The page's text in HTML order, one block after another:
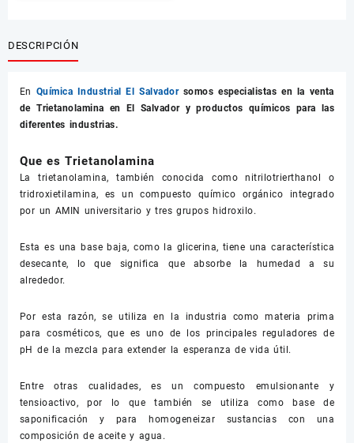
DESCRIPCIÓN
En Química Industrial El Salvadorsomos especialistas en la venta
deTrietanolamina en El Salvador y productos químicos para las
diferentes industrias.
Que es Trietanolamina
La trietanolamina, también conocida como nitrilotrierthanol o
tridroxietilamina, es un compuesto químico orgánico integrado
por un AMIN universitario y tres grupos hidroxilo.
Esta es una base baja, como la glicerina, tiene una característica
desecante, lo que significa que absorbe la humedad a su
alrededor.
Por esta razón, se utiliza en la industria como materia prima
para cosméticos, que es uno de los principales reguladores de
pH de la mezcla para extender la esperanza de vida útil.
Entre otras cualidades, es un compuesto emulsionante y
tensioactivo, por lo que también se utiliza como base de
saponificación y para homogeneizar sustancias con una
composición de aceite y agua.